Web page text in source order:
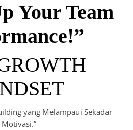
Your Team
Motivasi.”